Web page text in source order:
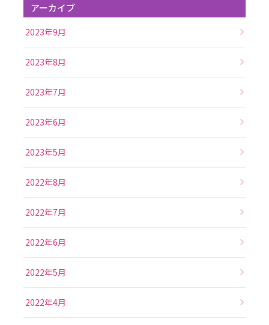
アーカイブ
2023年9月
2023年8月
2023年7月
2023年6月
2023年5月
2022年8月
2022年7月
2022年6月
2022年5月
2022年4月